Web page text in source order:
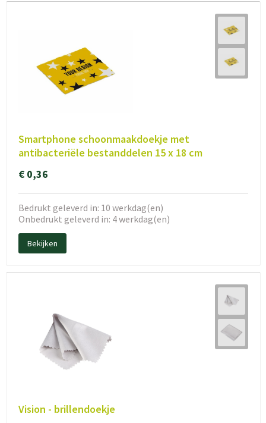
Smartphone schoonmaakdoekje met
antibacteriële bestanddelen 15 x 18 cm
€ 0,36
Bedrukt geleverd in: 10 werkdag(en)
Onbedrukt geleverd in: 4 werkdag(en)
Bekijken
Vision - brillendoekje